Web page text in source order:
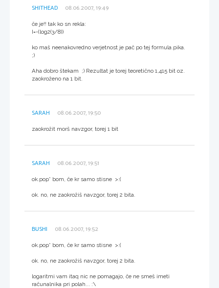
SHITHEAD 08.06.2007, 19:49
če je!! tak ko sn rekla:
I=-(log2(3/8))
ko maš neenakovredno verjetnost je pač po tej formula.pika.
;)
Aha dobro štekam ;) Rezultat je torej teoretično 1,415 bit oz.
zaokroženo na 1 bit.
SARAH 08.06.2007, 19:50
zaokrožit morš navzgor, torej 1 bit
SARAH 08.06.2007, 19:51
ok.pop* bom, če kr samo stisne >:(
ok. no, ne zaokrožiš navzgor, torej 2 bita.
BUSHI 08.06.2007, 19:52
ok.pop* bom, če kr samo stisne >:(
ok. no, ne zaokrožiš navzgor, torej 2 bita.
logaritmi vam itaq nic ne pomagajo, če ne smeš imeti
računalnika pri polah... :\